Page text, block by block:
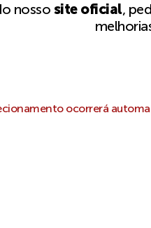
nosso site oficial,
ocorrerá